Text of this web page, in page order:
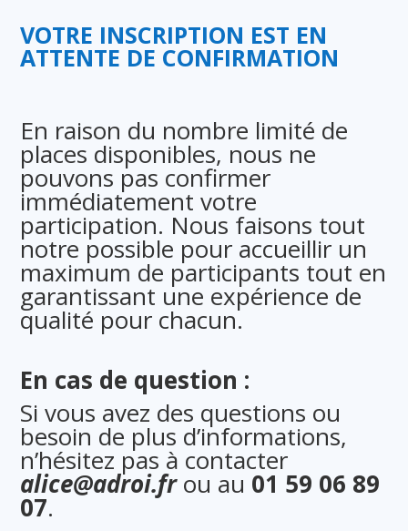
VOTRE INSCRIPTION EST EN
ATTENTE DE CONFIRMATION
En raison du nombre limité de
places disponibles, nous ne
pouvons pas confirmer
immédiatement votre
participation. Nous faisons tout
notre possible pour accueillir un
maximum de participants tout en
garantissant une expérience de
qualité pour chacun.
En cas de question :
Si vous avez des questions ou
besoin de plus d’informations,
n’hésitez pas à contacter
alice@adroi.frou au 01 59 06 89
07.